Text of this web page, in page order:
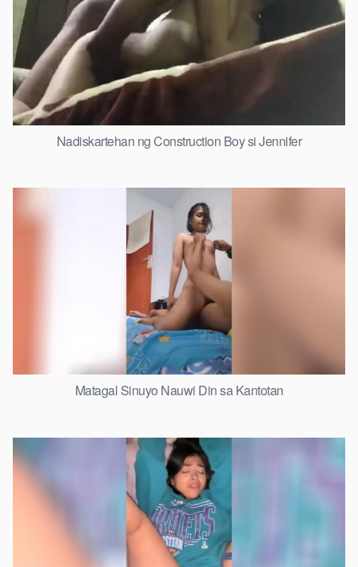
Nadiskartehan ng Construction Boy si Jennifer
Matagal Sinuyo Nauwi Din sa Kantotan